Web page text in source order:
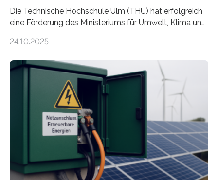
Die Technische Hochschule Ulm (THU) hat erfolgreich
eine Förderung des Ministeriums für Umwelt, Klima und
Forschungsprojekt „LAGER – Langzeitspeicherung in
Quartieren“ eingeworben. Ziel des Projekts ist die
Entwicklung, Erprobung und Demonstration von
Konzepten zur langfristigen Energiespeicherung in
sektorübergreifend vernetzten Energiesystemen. Das
Projekt startete am 15. Oktober 2025, hat eine Laufzeit
von drei Jahren und ein Gesamtvolumen von rund 2,9
Millionen Euro, wovon 2,6 Millionen Euro durch das
Ministerium für Umwelt, Klima und…
24.10.2025